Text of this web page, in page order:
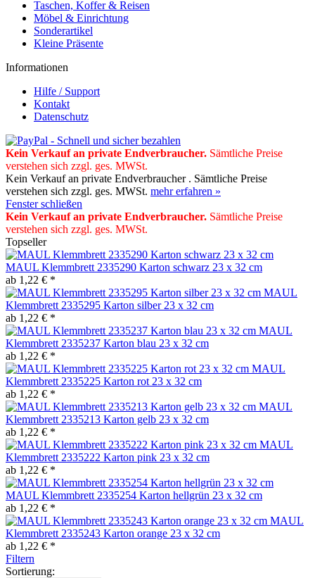
Taschen, Koffer & Reisen
Möbel & Einrichtung
Sonderartikel
Kleine Präsente
Informationen
Hilfe / Support
Kontakt
Datenschutz
Kein Verkauf an private Endverbraucher. Sämtliche Preise
verstehen sich zzgl. ges. MWSt.
Kein Verkauf an private Endverbraucher . Sämtliche Preise
verstehen sich zzgl. ges. MWSt. mehr erfahren »
Fenster schließen
Kein Verkauf an private Endverbraucher. Sämtliche Preise
verstehen sich zzgl. ges. MWSt.
Topseller
MAUL Klemmbrett 2335290 Karton schwarz 23 x 32 cm
ab 1,22 € *
MAUL
Klemmbrett 2335295 Karton silber 23 x 32 cm
ab 1,22 € *
MAUL
Klemmbrett 2335237 Karton blau 23 x 32 cm
ab 1,22 € *
MAUL
Klemmbrett 2335225 Karton rot 23 x 32 cm
ab 1,22 € *
MAUL
Klemmbrett 2335213 Karton gelb 23 x 32 cm
ab 1,22 € *
MAUL
Klemmbrett 2335222 Karton pink 23 x 32 cm
ab 1,22 € *
MAUL Klemmbrett 2335254 Karton hellgrün 23 x 32 cm
ab 1,22 € *
MAUL
Klemmbrett 2335243 Karton orange 23 x 32 cm
ab 1,22 € *
Filtern
Sortierung: